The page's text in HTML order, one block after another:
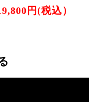
円(税込）